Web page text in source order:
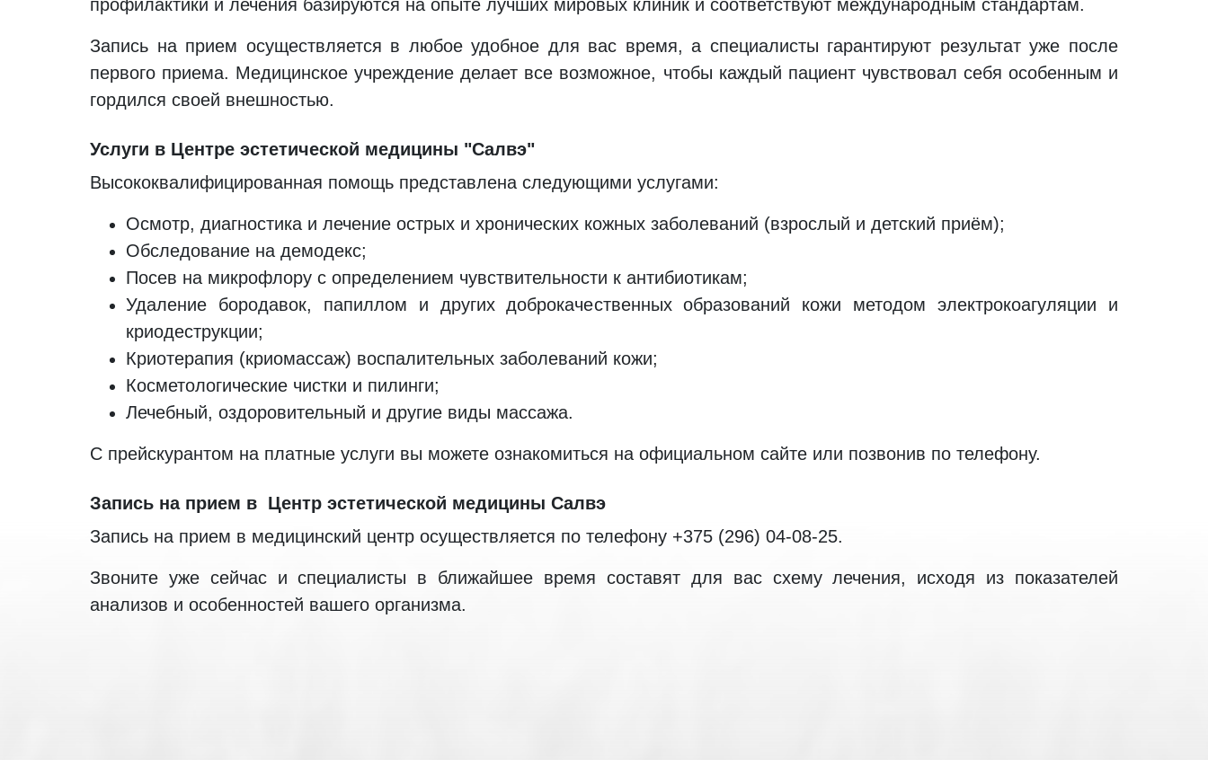
профилактики и лечения базируются на опыте лучших мировых клиник и соответствуют международным стандартам.
Запись на прием осуществляется в любое удобное для вас время, а специалисты гарантируют результат уже после
первого приема. Медицинское учреждение делает все возможное, чтобы каждый пациент чувствовал себя особенным и
гордился своей внешностью.
Услуги в Центре эстетической медицины "Салвэ"
Высококвалифицированная помощь представлена следующими услугами:
Осмотр, диагностика и лечение острых и хронических кожных заболеваний (взрослый и детский приём);
Обследование на демодекс;
Посев на микрофлору с определением чувствительности к антибиотикам;
Удаление бородавок, папиллом и других доброкачественных образований кожи методом электрокоагуляции и
криодеструкции;
Криотерапия (криомассаж) воспалительных заболеваний кожи;
Косметологические чистки и пилинги;
Лечебный, оздоровительный и другие виды массажа.
С прейскурантом на платные услуги вы можете ознакомиться на официальном сайте или позвонив по телефону.
Запись на прием в Центр эстетической медицины Салвэ
Запись на прием в медицинский центр осуществляется по телефону +375 (296) 04-08-25.
Звоните уже сейчас и специалисты в ближайшее время составят для вас схему лечения, исходя из показателей
анализов и особенностей вашего организма.